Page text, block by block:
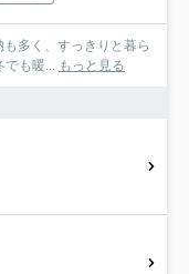
多く、すっきりと暮ら
でも暖... もっと見る